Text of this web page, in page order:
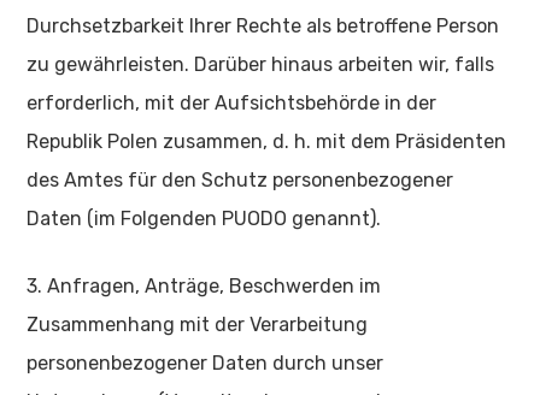
Durchsetzbarkeit Ihrer Rechte als betroffene Person
zu gewährleisten. Darüber hinaus arbeiten wir, falls
erforderlich, mit der Aufsichtsbehörde in der
Republik Polen zusammen, d. h. mit dem Präsidenten
des Amtes für den Schutz personenbezogener
Daten (im Folgenden PUODO genannt).
3. Anfragen, Anträge, Beschwerden im
Zusammenhang mit der Verarbeitung
personenbezogener Daten durch unser